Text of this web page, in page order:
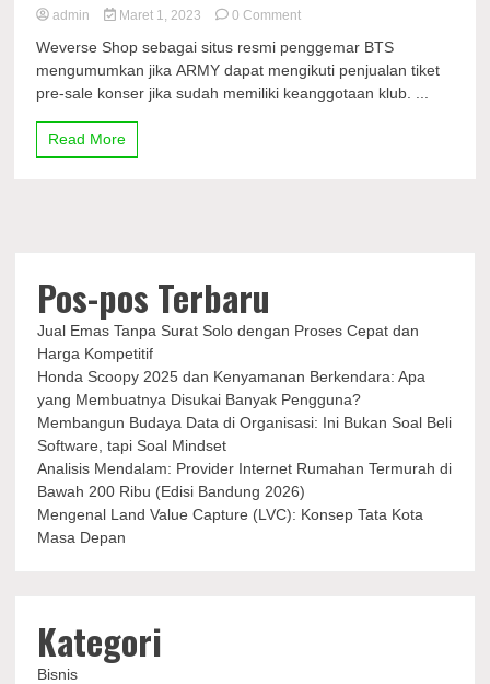
admin Maret 1, 2023 0 Commenton
Daftar
Membership
BTS
Weverse Shop sebagai situs resmi penggemar BTS
mengumumkan jika ARMY dapat mengikuti penjualan tiket
pre-sale konser jika sudah memiliki keanggotaan klub. ...
Read More
Pos-pos Terbaru
Jual Emas Tanpa Surat Solo dengan Proses Cepat dan
Harga Kompetitif
Honda Scoopy 2025 dan Kenyamanan Berkendara: Apa
yang Membuatnya Disukai Banyak Pengguna?
Membangun Budaya Data di Organisasi: Ini Bukan Soal Beli
Software, tapi Soal Mindset
Analisis Mendalam: Provider Internet Rumahan Termurah di
Bawah 200 Ribu (Edisi Bandung 2026)
Mengenal Land Value Capture (LVC): Konsep Tata Kota
Masa Depan
Kategori
Bisnis